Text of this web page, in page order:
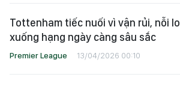
Tottenham tiếc nuối vì vận rủi, nỗi lo
xuống hạng ngày càng sâu sắc
Premier League 13/04/2026 00:10